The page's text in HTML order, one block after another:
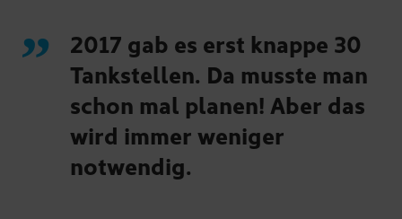
2017 gab es erst knappe 30
Tankstellen. Da musste man
schon mal planen! Aber das
wird immer weniger
notwendig.